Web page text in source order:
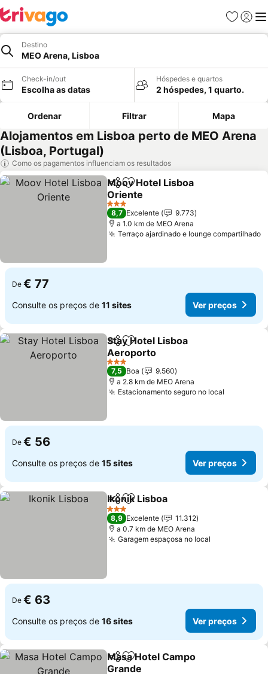
Favoritos
Iniciar
Destino
MEO Arena, Lisboa
Check-in/out
Escolha as datas
Hóspedes e quartos
2 hóspedes, 1 quarto.
Ordenar Filtrar Mapa
Alojamentos em Lisboa perto de MEO Arena
(Lisboa, Portugal)
Como os pagamentos influenciam os resultados
PartilharAdicionar aos favoritos
Moov Hotel Lisboa
Oriente
Ver preços
3 Estrelas
8,7 Excelente
9.773
a 1.0 km de MEO Arena
Terraço ajardinado e lounge compartilhado
De € 77
Consulte os preços de 11 sites Ver preços
PartilharAdicionar aos favoritos
Stay Hotel Lisboa
Aeroporto
Ver preços
3 Estrelas
7,5 Boa
9.560
a 2.8 km de MEO Arena
Estacionamento seguro no local
De € 56
Consulte os preços de 15 sites Ver preços
PartilharAdicionar aos favoritos
Ikonik Lisboa
3 Estrelas
8,9 Excelente
11.312
a 0.7 km de MEO Arena
Garagem espaçosa no local
De € 63
Consulte os preços de 16 sites Ver preços
PartilharAdicionar aos favoritos
Masa Hotel Campo
Grande